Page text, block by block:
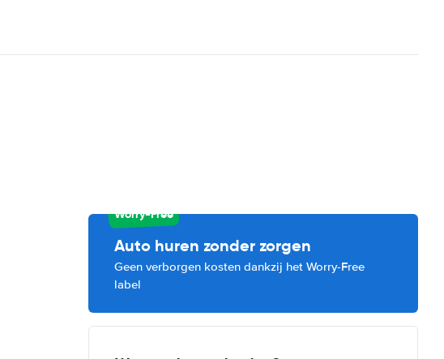
Worry-Free
Auto huren zonder zorgen
Geen verborgen kosten dankzij het Worry-Free
label